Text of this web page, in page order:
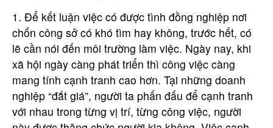
1. Để kết luận việc có được tình đồng nghiệp nơi
chốn công sở có khó tìm hay không, trước hết, có
lẽ cần nói đến môi trường làm việc. Ngày nay, khi
xã hội ngày càng phát triển thì công việc càng
mang tính cạnh tranh cao hơn. Tại những doanh
nghiệp “đắt giá”, người ta phấn đấu để cạnh tranh
với nhau trong từng vị trí, từng công việc, người